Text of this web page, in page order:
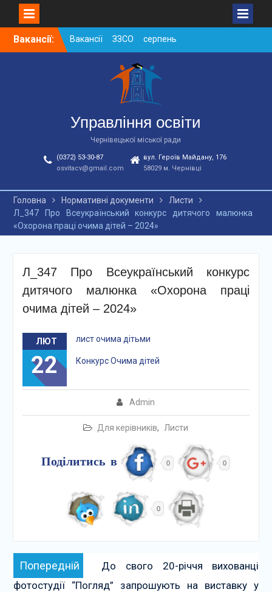
SkipВакансії:
Вакансії ЗЗСО серпень
2026
Вакансії ЗЗСО червень
Вакансії у ЗДО та
дошкільних підрозділах
ЗЗСО станом на
01.08.2026 р.
Управління освіти
Чернівецької міської ради
(0372) 53-30-87
osvitacv@gmail.com
вул. Героїв Майдану, 176
58029 м. Чернівці
Головна Нормативні документи
Листи
Л_347 Про Всеукраїнський конкурс дитячого малюнка
«Охорона праці очима дітей – 2024»
Л_347 Про Всеукраїнський конкурс
дитячого малюнка «Охорона праці
очима дітей – 2024»
ЛЮТ
22
Admin
Для керівників, Листи
лист очима дітьми
Конкурс Очима дітей
Поділитись в 0 0
0
Навігація
записів
Попередній Попередній:
До свого 20-річчя вихованці
фотостудії “Погляд” запрошують на виставку у